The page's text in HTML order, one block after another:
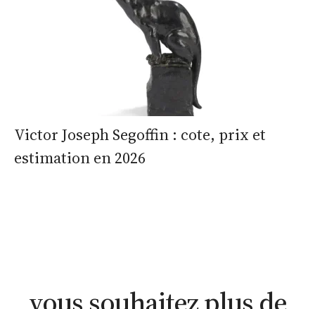
Victor Joseph Segoffin : cote, prix et
estimation en 2026